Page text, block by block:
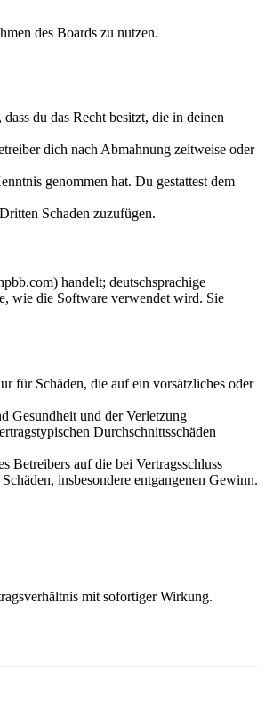
des Boards zu nutzen.
du das Recht besitzt, die in deinen
dich nach Abmahnung zeitweise oder
genommen hat. Du gestattest dem
Schaden zuzufügen.
handelt; deutschsprachige
wie die Software verwendet wird. Sie
für Schäden, die auf ein vorsätzliches oder
Gesundheit und der Verletzung
Durchschnittsschäden
Betreibers auf die bei Vertragsschluss
insbesondere entgangenen Gewinn.
mit sofortiger Wirkung.